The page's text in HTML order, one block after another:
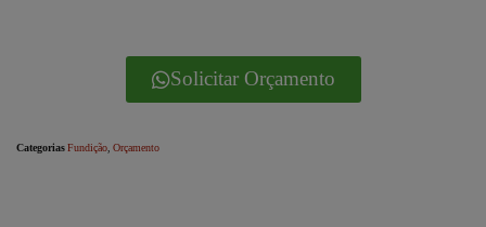
Solicitar Orçamento
CategoriasFundição, Orçamento